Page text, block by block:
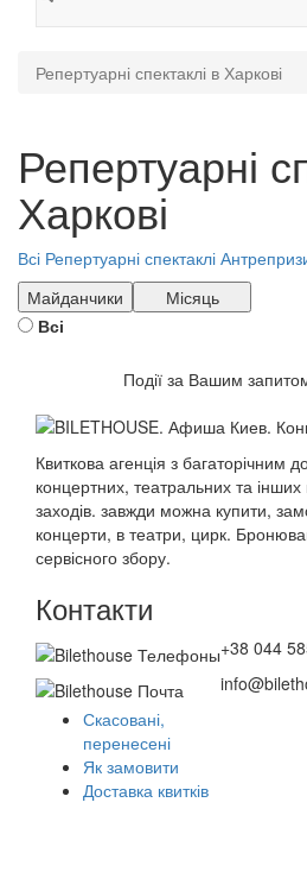
Репертуарні спектаклі в Харкові
Репертуарні
Харкові
Всі Репертуарні спектаклі
Майданчики
Всі
Місяць
Події за Вашим
Квиткова агенція з багаторічним
концертних, театральних та
заходів. завжди можна купити,
концерти, в театри, цирк.
сервісного збору.
Контакти
+38 044
Скасовані,
перенесені
Як замовити
Доставка квитків